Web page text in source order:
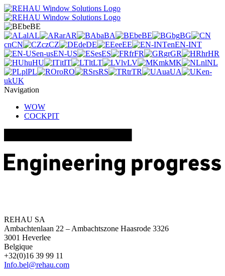
beBE
alAL arAR baBA beBE bgBG
cnCN czCZ deDE eeEE enEN-INT
en-usEN-US esES frFR grGR hrHR
huHU itIT ltLT lvLV mkMK nlNL
plPL roRO rsRS trTR uaUA
en-
ukUK
Navigation
WOW
COCKPIT
REHAU SA
Ambachtenlaan 22 – Ambachtszone Haasrode 3326
3001 Heverlee
Belgique
+32(0)16 39 99 11
Info.bel@rehau.com